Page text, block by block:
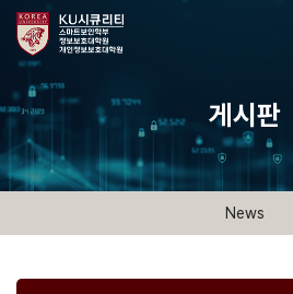
게시판
News